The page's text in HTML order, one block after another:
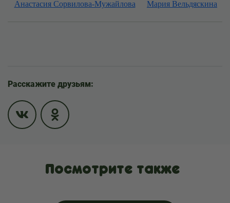
Анастасия Сорвилова-Мужайлова Мария Вельдяскина
Расскажите друзьям:
Посмотрите также